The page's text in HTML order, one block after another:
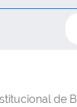
de